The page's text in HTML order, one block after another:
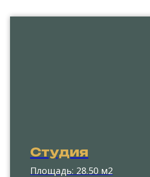
Студия
Площадь: 28.50 м2